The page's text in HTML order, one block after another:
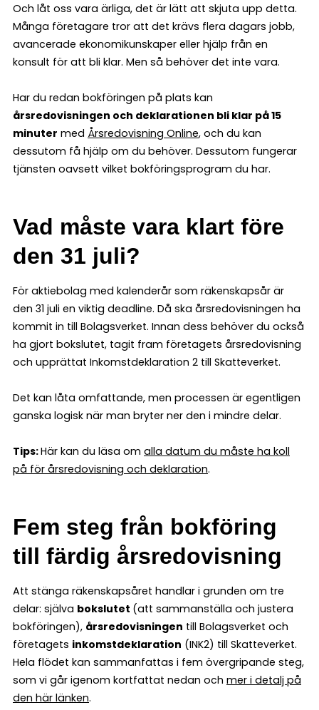
Och låt oss vara ärliga, det är lätt att skjuta upp detta.
Många företagare tror att det krävs flera dagars jobb,
avancerade ekonomikunskaper eller hjälp från en
konsult för att bli klar. Men så behöver det inte vara.
Har du redan bokföringen på plats kan
årsredovisningen och deklarationen bli klar på 15
minuter med Årsredovisning Online, och du kan
dessutom få hjälp om du behöver. Dessutom fungerar
tjänsten oavsett vilket bokföringsprogram du har.
Vad måste vara klart före
den 31 juli?
För aktiebolag med kalenderår som räkenskapsår är
den 31 juli en viktig deadline. Då ska årsredovisningen ha
kommit in till Bolagsverket. Innan dess behöver du också
ha gjort bokslutet, tagit fram företagets årsredovisning
och upprättat Inkomstdeklaration 2 till Skatteverket.
Det kan låta omfattande, men processen är egentligen
ganska logisk när man bryter ner den i mindre delar.
Tips:Här kan du läsa om alla datum du måste ha koll
på för årsredovisning och deklaration.
Fem steg från bokföring
till färdig årsredovisning
Att stänga räkenskapsåret handlar i grunden om tre
delar: själva bokslutet (att sammanställa och justera
bokföringen), årsredovisningen till Bolagsverket och
företagets inkomstdeklaration (INK2) till Skatteverket.
Hela flödet kan sammanfattas i fem övergripande steg,
som vi går igenom kortfattat nedan och mer i detalj på
den här länken.